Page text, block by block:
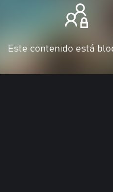
Este contenido está